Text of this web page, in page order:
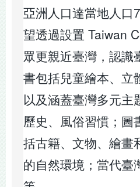
亞洲人口達當地人口
望透過設置 Taiwan
眾更親近臺灣，認識
書包括兒童繪本、立
以及涵蓋臺灣多元主
歷史、風俗習慣；圖
括古籍、文物、繪畫
的自然環境；當代臺